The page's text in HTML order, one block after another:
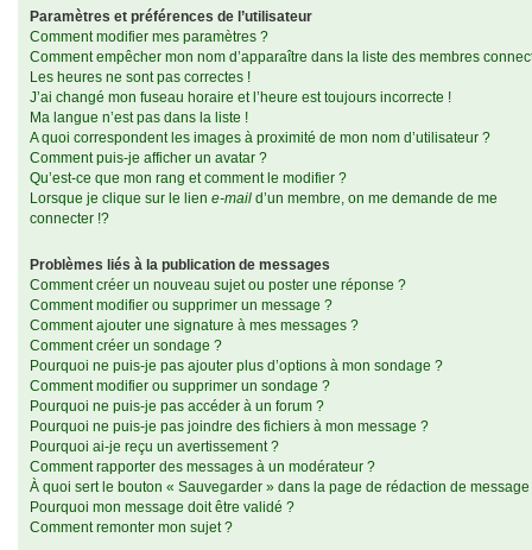
Paramètres et préférences de l’utilisateur
Comment modifier mes paramètres ?
Comment empêcher mon nom d’apparaître dans la liste des membres
Les heures ne sont pas correctes !
J’ai changé mon fuseau horaire et l’heure est toujours incorrecte !
Ma langue n’est pas dans la liste !
A quoi correspondent les images à proximité de mon nom d’utilisateur ?
Comment puis-je afficher un avatar ?
Qu’est-ce que mon rang et comment le modifier ?
Lorsque je clique sur le lien e-mail d’un membre, on me demande de me
connecter !?
Problèmes liés à la publication de messages
Comment créer un nouveau sujet ou poster une réponse ?
Comment modifier ou supprimer un message ?
Comment ajouter une signature à mes messages ?
Comment créer un sondage ?
Pourquoi ne puis-je pas ajouter plus d’options à mon sondage ?
Comment modifier ou supprimer un sondage ?
Pourquoi ne puis-je pas accéder à un forum ?
Pourquoi ne puis-je pas joindre des fichiers à mon message ?
Pourquoi ai-je reçu un avertissement ?
Comment rapporter des messages à un modérateur ?
À quoi sert le bouton « Sauvegarder » dans la page de rédaction de message
Pourquoi mon message doit être validé ?
Comment remonter mon sujet ?